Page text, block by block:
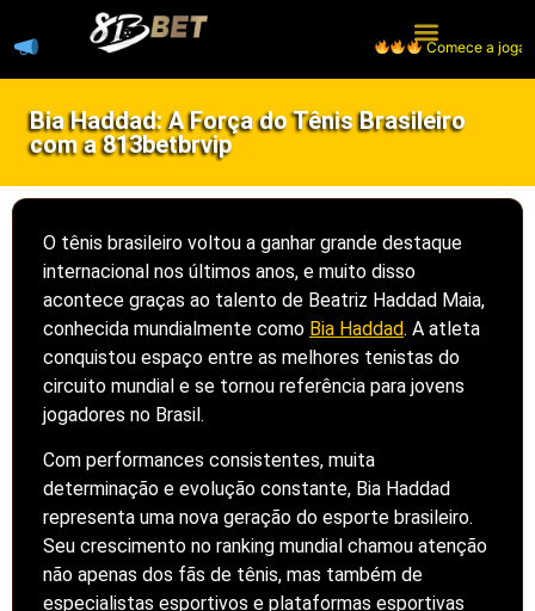
Comece a jogar,
Bia Haddad: A Força do Tênis Brasileiro
com a 813betbrvip
O tênis brasileiro voltou a ganhar grande destaque
internacional nos últimos anos, e muito disso
acontece graças ao talento de Beatriz Haddad Maia,
conhecida mundialmente como Bia Haddad. A atleta
conquistou espaço entre as melhores tenistas do
circuito mundial e se tornou referência para jovens
jogadores no Brasil.
Com performances consistentes, muita
determinação e evolução constante, Bia Haddad
representa uma nova geração do esporte brasileiro.
Seu crescimento no ranking mundial chamou atenção
não apenas dos fãs de tênis, mas também de
especialistas esportivos e plataformas esportivas